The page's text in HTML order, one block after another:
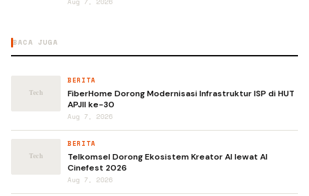
BACA JUGA
BERITA
FiberHome Dorong Modernisasi Infrastruktur ISP di HUT
APJII ke-30
Aug 7, 2026
BERITA
Telkomsel Dorong Ekosistem Kreator AI lewat AI
Cinefest 2026
Aug 7, 2026